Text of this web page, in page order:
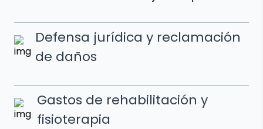
Defensa jurídica y reclamación
de daños
Gastos de rehabilitación y
fisioterapia